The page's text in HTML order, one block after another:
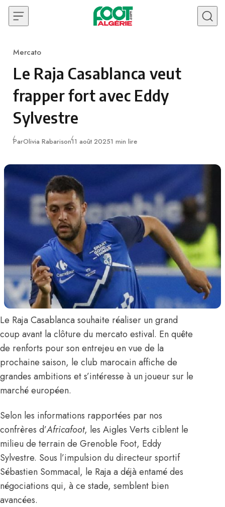
Skip to content
Category
Mercato
Le Raja Casablanca veut
frapper fort avec Eddy
Sylvestre
ParOlivia RabarisonPublié
11 août 20251 min lire
Le Raja Casablanca souhaite réaliser un grand
coup avant la clôture du mercato estival. En quête
de renforts pour son entrejeu en vue de la
prochaine saison, le club marocain affiche de
grandes ambitions et s’intéresse à un joueur sur le
marché européen.
Selon les informations rapportées par nos
confrères d’Africafoot, les Aigles Verts ciblent le
milieu de terrain de Grenoble Foot, Eddy
Sylvestre. Sous l’impulsion du directeur sportif
Sébastien Sommacal, le Raja a déjà entamé des
négociations qui, à ce stade, semblent bien
avancées.